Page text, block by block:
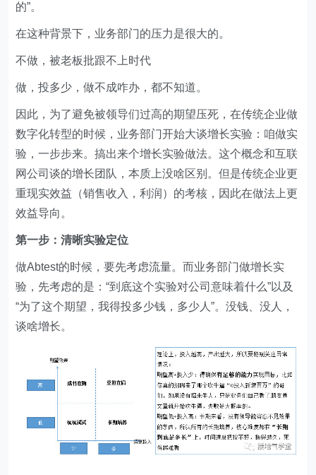
的”。
在这种背景下，业务部门的压力是很大的。
不做，被老板批跟不上时代
做，投多少，做不成咋办，都不知道。
因此，为了避免被领导们过高的期望压死，在传统企业做
数字化转型的时候，业务部门开始大谈增长实验：咱做实
验，一步步来。搞出来个增长实验做法。这个概念和互联
网公司谈的增长团队，本质上没啥区别。但是传统企业更
重现实效益（销售收入，利润）的考核，因此在做法上更
效益导向。
第一步：清晰实验定位
做Abtest的时候，要先考虑流量。而业务部门做增长实
验，先考虑的是：“到底这个实验对公司意味着什么”以及
“为了这个期望，我得投多少钱，多少人”。没钱、没人，
谈啥增长。